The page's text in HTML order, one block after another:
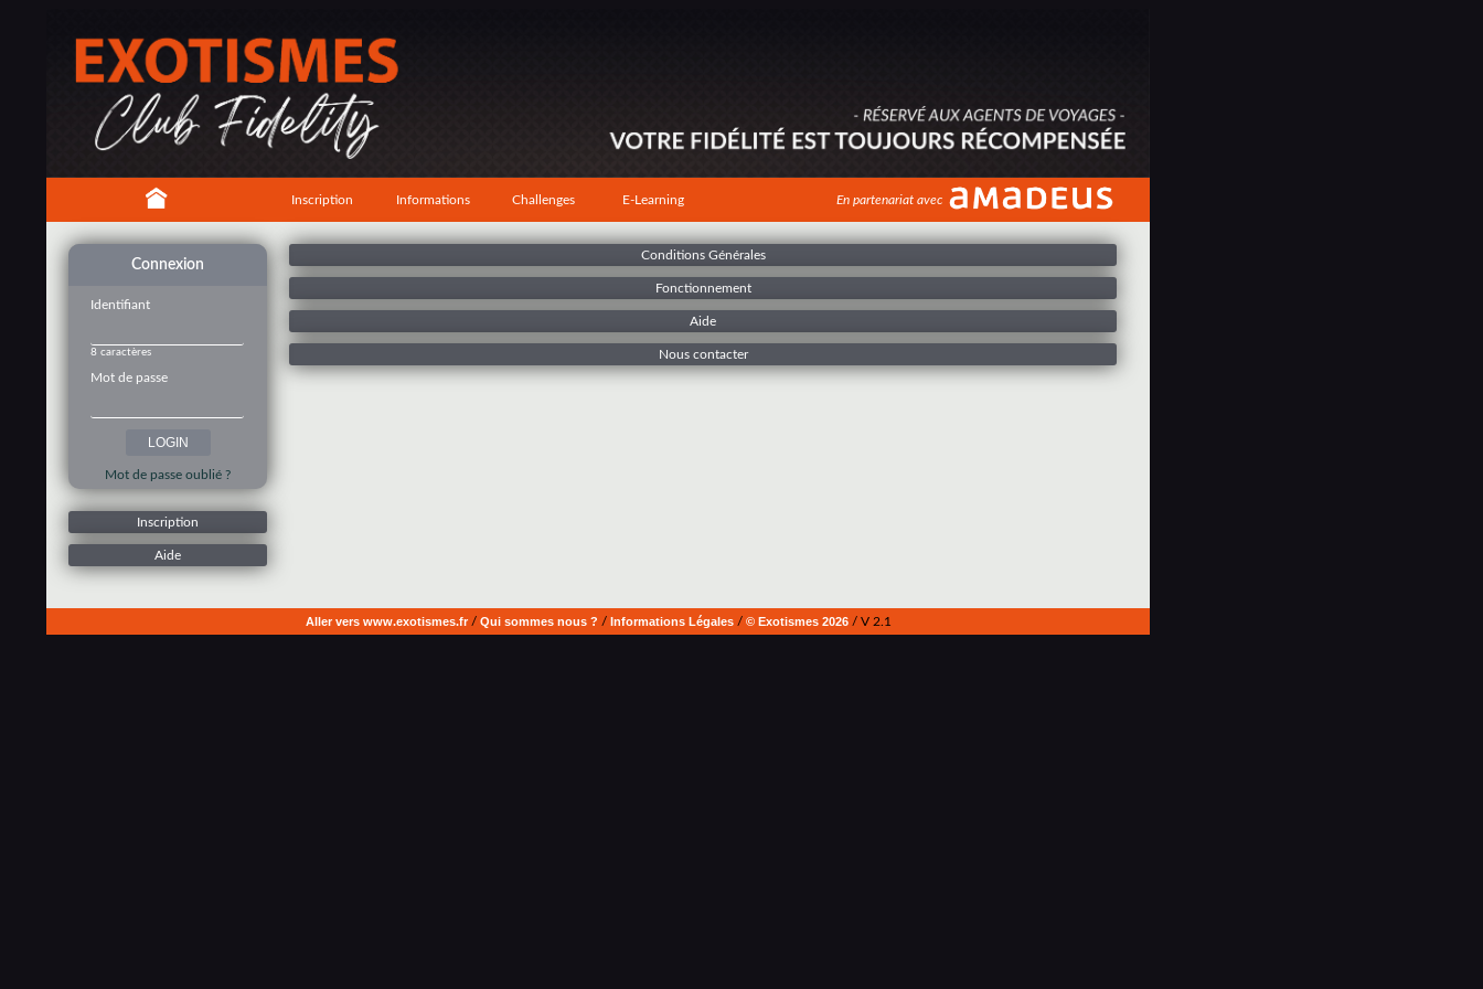
Inscription Informations Challenges E-Learning En partenariat avec
Connexion
Identifiant
8 caractères
Mot de passe
Mot de passe oublié ?
Inscription
Aide
Conditions Générales
Fonctionnement
Aide
Nous contacter
Aller vers www.exotismes.fr/ Qui sommes nous ? / Informations Légales/ © Exotismes 2026/ V 2.1